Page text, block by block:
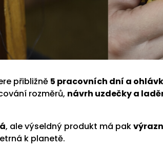
přibližně 5 pracovních dní a
rozměrů, návrh uzdečky a
, ale výseldný produkt má pak
k planetě.